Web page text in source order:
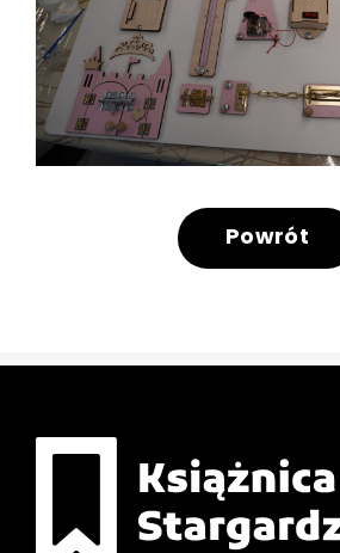
Powrót